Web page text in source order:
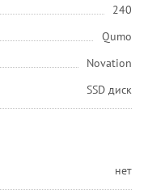
240
Qumo
Novation
SSD диск
нет